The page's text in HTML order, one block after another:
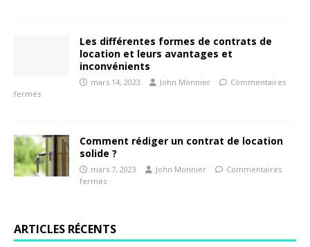
Les différentes formes de contrats de
location et leurs avantages et
inconvénients
mars 14, 2023 John Monnier
Commentaires
fermés
Comment rédiger un contrat de location
solide ?
mars 7, 2023 John Monnier
Commentaires
fermés
ARTICLES RÉCENTS